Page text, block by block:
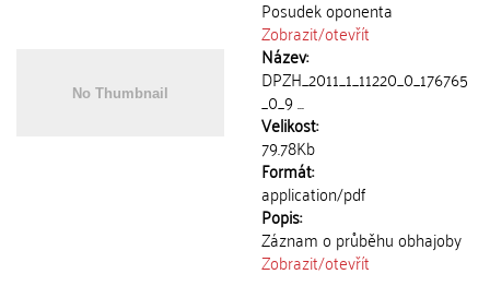
Posudek oponenta
Zobrazit/otevřít
Název:
DPZH_2011_1_11220_0_176765
_0_9 ...
Velikost:
79.78Kb
Formát:
application/pdf
Popis:
Záznam o průběhu obhajoby
Zobrazit/otevřít